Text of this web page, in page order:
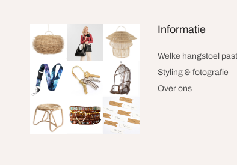
Informatie
Welke hangstoel
Styling & fotografie
Over ons